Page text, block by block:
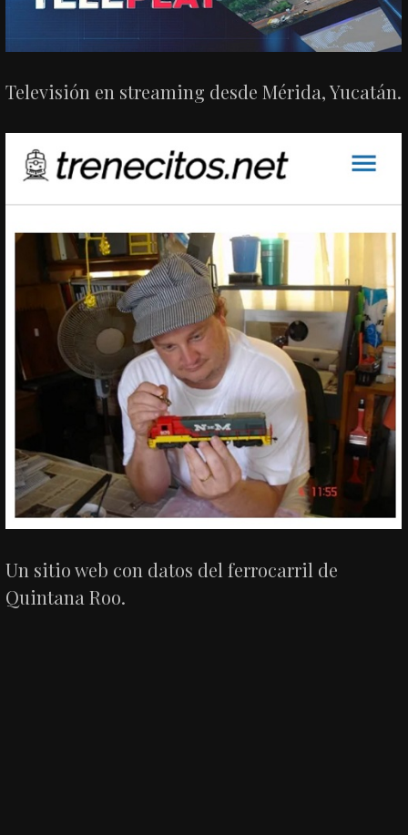
Televisión en streaming desde Mérida, Yucatán.
Un sitio web con datos del ferrocarril de
Quintana Roo.